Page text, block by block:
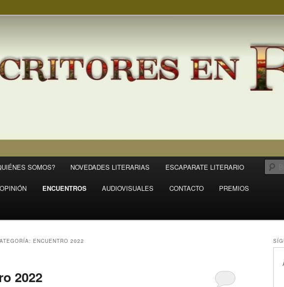
SOMOS? NOVEDADES LITERARIAS ESCAPARATE LITERARIO
ENCUENTROS AUDIOVISUALES CONTACTO PREMIOS
ENCUENTRO 2022
2022